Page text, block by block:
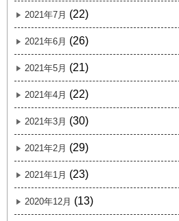
2021年7月 (22)
2021年6月 (26)
2021年5月 (21)
2021年4月 (22)
2021年3月 (30)
2021年2月 (29)
2021年1月 (23)
2020年12月 (13)